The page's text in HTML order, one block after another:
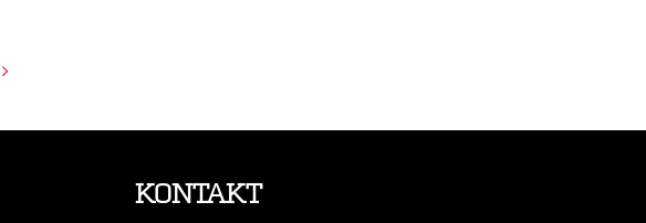
KONTAKT